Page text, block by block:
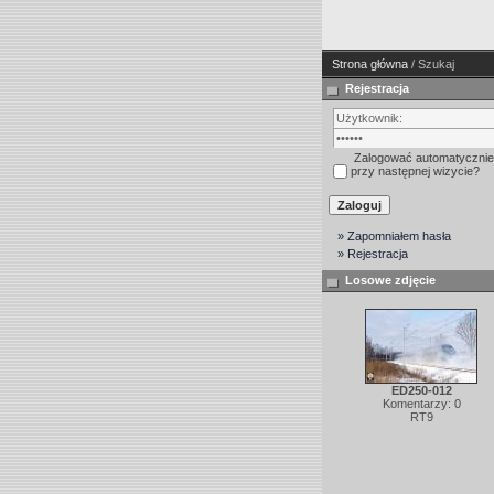
Strona główna / Szukaj
Rejestracja
Zalogować automatycznie
przy następnej wizycie?
» Zapomniałem hasła
» Rejestracja
Losowe zdjęcie
ED250-012
Komentarzy: 0
RT9